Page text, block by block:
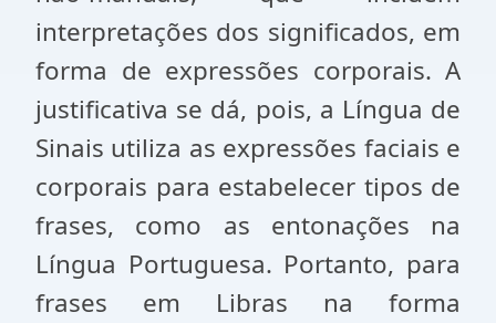
interpretações dos significados, em
forma de expressões corporais. A
justificativa se dá, pois, a Língua de
Sinais utiliza as expressões faciais e
corporais para estabelecer tipos de
frases, como as entonações na
Língua Portuguesa. Portanto, para
frases em Libras na forma